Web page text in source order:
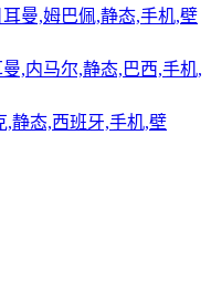
曼,姆巴佩,静态,手机,壁
,内马尔,静态,巴西,手机,
,静态,西班牙,手机,壁